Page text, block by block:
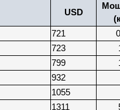
USD
721
723
799
932
1055
1311